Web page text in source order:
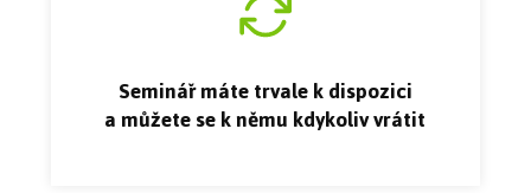
Seminář máte trvale k dispozici
a můžete se k němu kdykoliv vrátit